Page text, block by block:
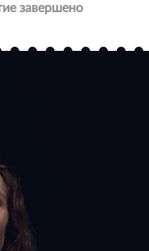
завершено